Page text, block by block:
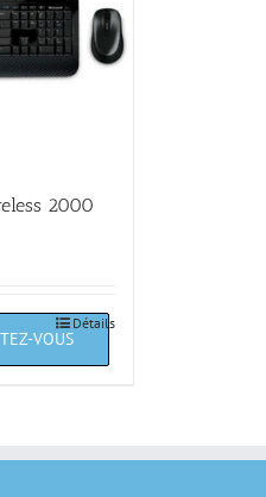
2000
Détails